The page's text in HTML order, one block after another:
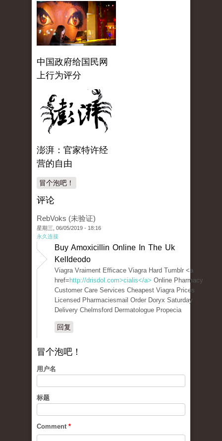
中国政府给国民网
上行为评分
澎湃：官家特许经
营的自由
冒个泡吧！
评论
RebVoks (未验证)
星期三, 06/05/2019 - 18:16
永久连接
Buy Amoxicillin Online In The Uk
KelIdeodo
Viagra Vraiment Efficace Viagra Hard Tumblr <a
href= http://drisdol.com>cialis</a> Online Pharmacy
Customer Care Services Cheapest Viagra Prices
Licensed Pharmaciesmail Order Doryx Saturday
Delivery Chelmsford Dermatologue Propecia
回复
冒个泡吧！
用户名
标题
Comment *